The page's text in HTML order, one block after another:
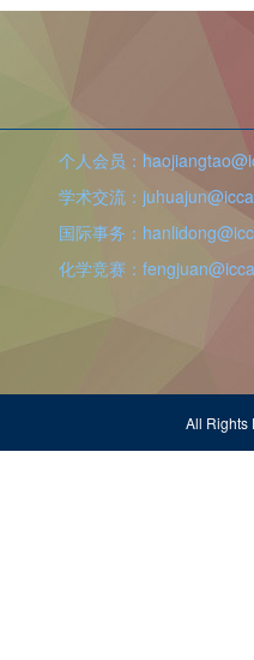
个人会员：
学术交流：
国际事务：
化学竞赛：
All Rights